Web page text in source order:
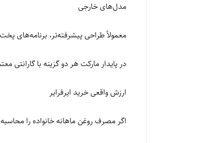
مدل‌های خارجی
معمولاً طراحی پیشرفته‌تر، برنامه‌های
در پایدار مارکت هر دو گزینه با
ارزش واقعی خرید ایرفرایر
اگر مصرف روغن ماهانه خانواده را